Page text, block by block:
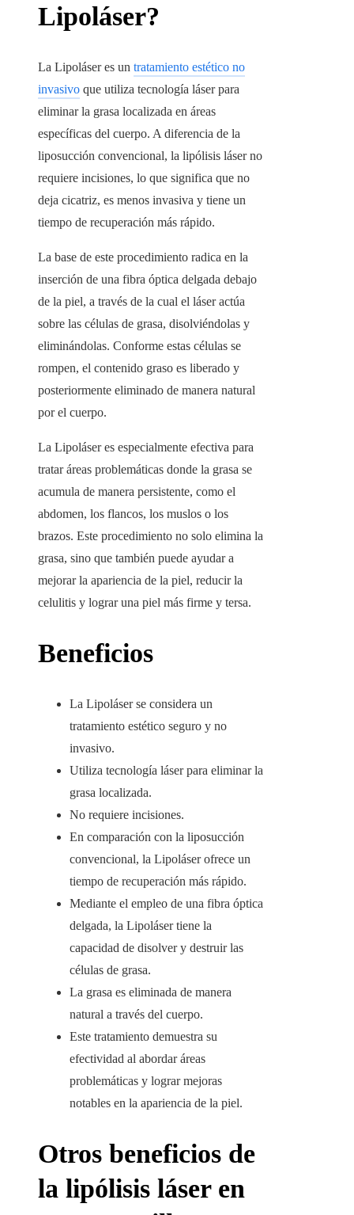
Lipoláser?
La Lipoláser es un tratamiento estético no
invasivo que utiliza tecnología láser para
eliminar la grasa localizada en áreas
específicas del cuerpo. A diferencia de la
liposucción convencional, la lipólisis láser no
requiere incisiones, lo que significa que no
deja cicatriz, es menos invasiva y tiene un
tiempo de recuperación más rápido.
La base de este procedimiento radica en la
inserción de una fibra óptica delgada debajo
de la piel, a través de la cual el láser actúa
sobre las células de grasa, disolviéndolas y
eliminándolas. Conforme estas células se
rompen, el contenido graso es liberado y
posteriormente eliminado de manera natural
por el cuerpo.
La Lipoláser es especialmente efectiva para
tratar áreas problemáticas donde la grasa se
acumula de manera persistente, como el
abdomen, los flancos, los muslos o los
brazos. Este procedimiento no solo elimina la
grasa, sino que también puede ayudar a
mejorar la apariencia de la piel, reducir la
celulitis y lograr una piel más firme y tersa.
Beneficios
La Lipoláser se considera un
tratamiento estético seguro y no
invasivo.
Utiliza tecnología láser para eliminar la
grasa localizada.
No requiere incisiones.
En comparación con la liposucción
convencional, la Lipoláser ofrece un
tiempo de recuperación más rápido.
Mediante el empleo de una fibra óptica
delgada, la Lipoláser tiene la
capacidad de disolver y destruir las
células de grasa.
La grasa es eliminada de manera
natural a través del cuerpo.
Este tratamiento demuestra su
efectividad al abordar áreas
problemáticas y lograr mejoras
notables en la apariencia de la piel.
Otros beneficios de
la lipólisis láser en